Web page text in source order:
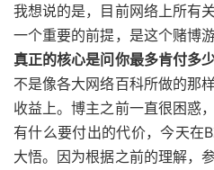
我想说的是，目前网络上所有
一个重要的前提，是这个赌博
真正的核心是问你最多肯付多
不是像各大网络百科所做的那
收益上。博主之前一直很困惑
有什么要付出的代价，今天在
大悟。因为根据之前的理解，